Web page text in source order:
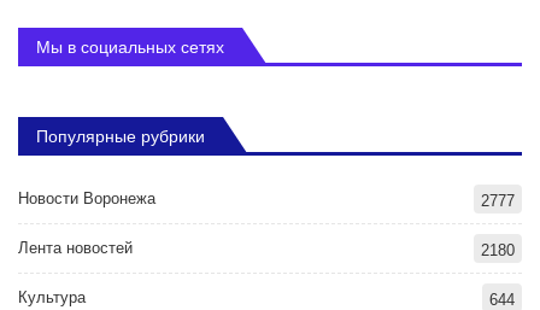
Мы в социальных сетях
Популярные рубрики
Новости Воронежа 2777
Лента новостей 2180
Культура 644